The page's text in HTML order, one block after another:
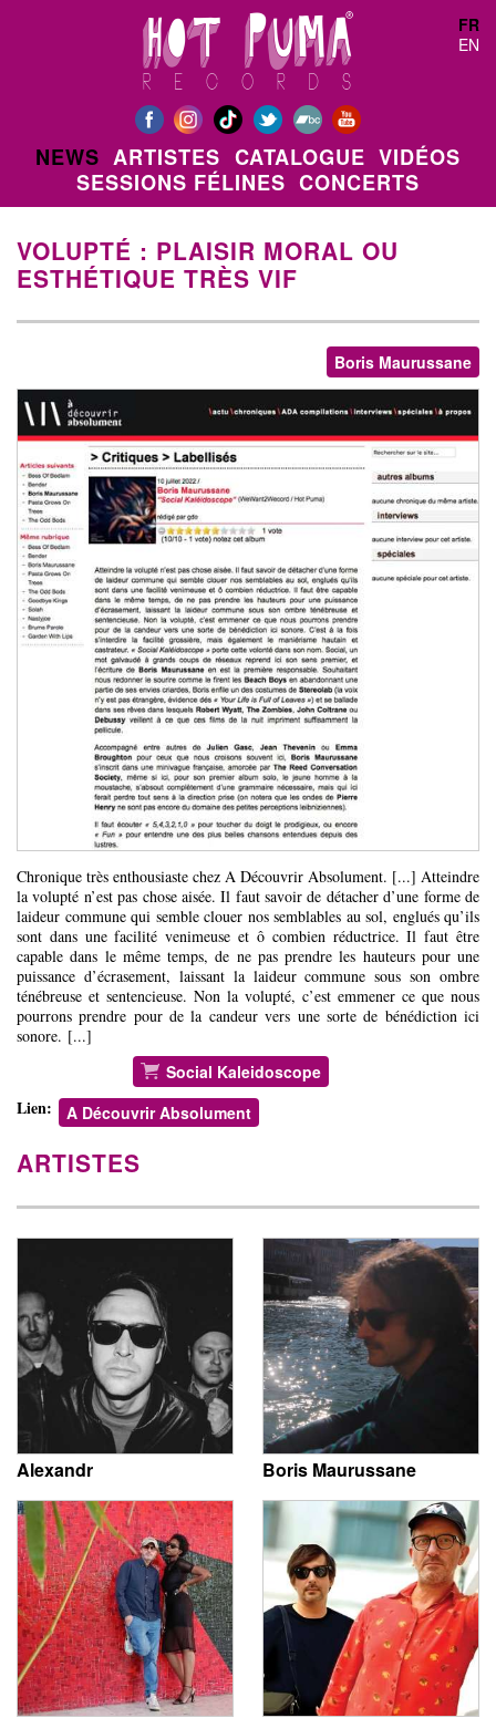
FR
EN
NEWS ARTISTES CATALOGUE VIDÉOS
SESSIONS FÉLINES CONCERTS
VOLUPTÉ : PLAISIR MORAL OU
ESTHÉTIQUE TRÈS VIF
Boris Maurussane
Chronique très enthousiaste chez A Découvrir Absolument. [...] Atteindre
la volupté n’est pas chose aisée. Il faut savoir de détacher d’une forme de
laideur commune qui semble clouer nos semblables au sol, englués qu’ils
sont dans une facilité venimeuse et ô combien réductrice. Il faut être
capable dans le même temps, de ne pas prendre les hauteurs pour une
puissance d’écrasement, laissant la laideur commune sous son ombre
ténébreuse et sentencieuse. Non la volupté, c’est emmener ce que nous
pourrons prendre pour de la candeur vers une sorte de bénédiction ici
sonore. [...]
Social Kaleidoscope
Lien: A Découvrir Absolument
ARTISTES
Alexandr Boris Maurussane